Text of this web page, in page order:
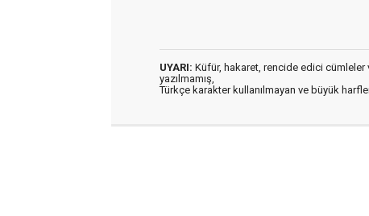
UYARI: Küfür, hakaret, rencide edici cümleler
yazılmamış,
Türkçe karakter kullanılmayan ve büyük